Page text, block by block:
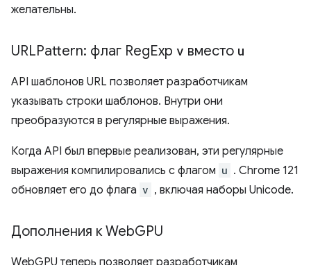
желательны.
URLPattern: флаг RegExp v вместо u
API шаблонов URL позволяет разработчикам
указывать строки шаблонов. Внутри они
преобразуются в регулярные выражения.
Когда API был впервые реализован, эти регулярные
выражения компилировались с флагом u . Chrome 121
обновляет его до флага v , включая наборы Unicode.
Дополнения к WebGPU
WebGPU теперь позволяет разработчикам